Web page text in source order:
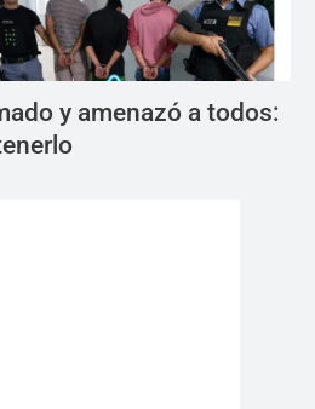
y amenazó a todos: